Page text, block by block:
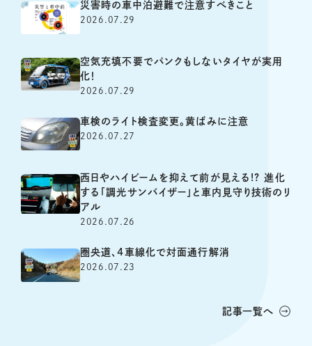
災害時の車中泊避難で注意すべきこと
2026.07.29
空気充填不要でパンクもしないタイヤが実用
化！
2026.07.29
車検のライト検査変更。黄ばみに注意
2026.07.27
西日やハイビームを抑えて前が見える!? 進化
する「調光サンバイザー」と車内見守り技術のリ
アル
2026.07.26
圏央道、4車線化で対面通行解消
2026.07.23
記事一覧へ